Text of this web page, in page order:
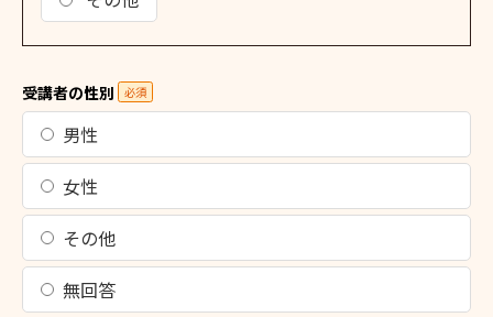
受講者の性別 必須
男性
女性
その他
無回答